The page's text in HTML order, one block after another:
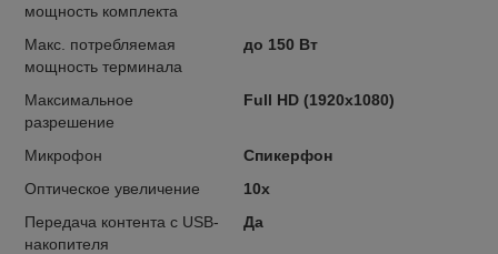
мощность комплекта
Макс. потребляемая
мощность терминала
до 150 Вт
Максимальное
разрешение
Full HD (1920x1080)
Микрофон
Спикерфон
Оптическое увеличение
10x
Передача контента с USB-
накопителя
Да